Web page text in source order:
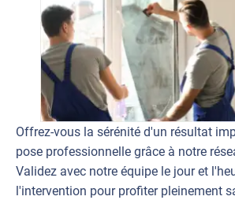
Offrez-vous la sérénité d'un résultat
pose professionnelle grâce à notre
Validez avec notre équipe le jour et
l'intervention pour profiter pleinement